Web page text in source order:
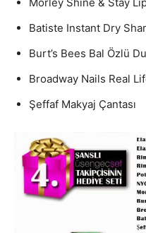
Morley Shine & Stay
Batiste Instant Dry
Burt’s Bees Bal Özlü
Broadway Nails Real
Şeffaf Makyaj Çantası